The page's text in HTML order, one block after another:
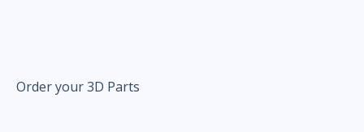
Order your 3D Parts